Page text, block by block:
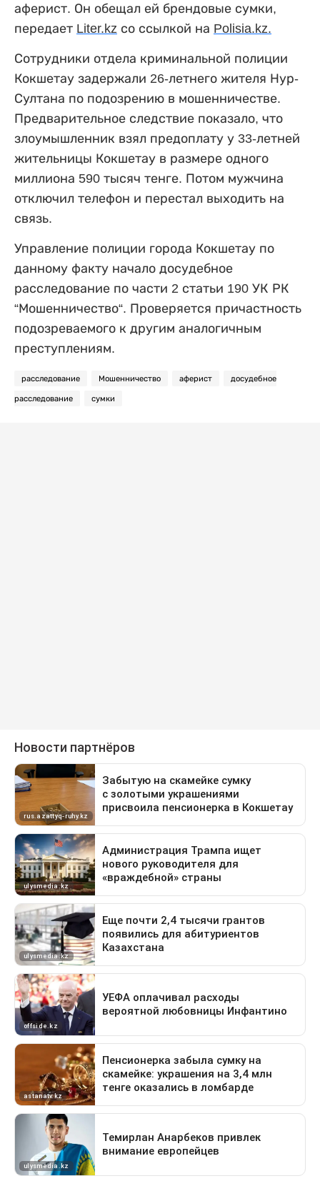
аферист. Он обещал ей брендовые сумки,
передает Liter.kz со ссылкой на Polisia.kz.
Сотрудники отдела криминальной полиции
Кокшетау задержали 26-летнего жителя Нур-
Султана по подозрению в мошенничестве.
Предварительное следствие показало, что
злоумышленник взял предоплату у 33-летней
жительницы Кокшетау в размере одного
миллиона 590 тысяч тенге. Потом мужчина
отключил телефон и перестал выходить на
связь.
Управление полиции города Кокшетау по
данному факту начало досудебное
расследование по части 2 статьи 190 УК РК
“Мошенничество“. Проверяется причастность
подозреваемого к другим аналогичным
преступлениям.
расследование Мошенничество аферист досудебное
расследование сумки